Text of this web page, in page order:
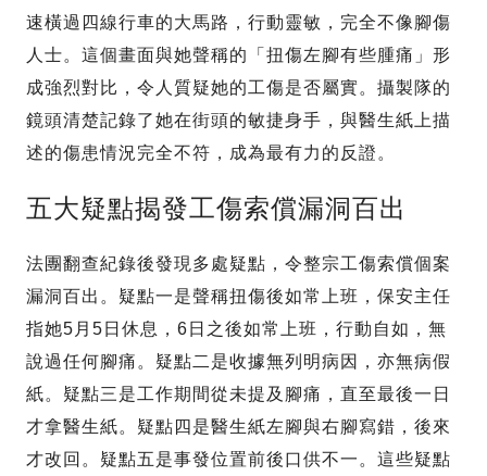
速橫過四線行車的大馬路，行動靈敏，完全不像腳傷
人士。這個畫面與她聲稱的「扭傷左腳有些腫痛」形
成強烈對比，令人質疑她的工傷是否屬實。攝製隊的
鏡頭清楚記錄了她在街頭的敏捷身手，與醫生紙上描
述的傷患情況完全不符，成為最有力的反證。
五大疑點揭發工傷索償漏洞百出
法團翻查紀錄後發現多處疑點，令整宗工傷索償個案
漏洞百出。疑點一是聲稱扭傷後如常上班，保安主任
指她5月5日休息，6日之後如常上班，行動自如，無
說過任何腳痛。疑點二是收據無列明病因，亦無病假
紙。疑點三是工作期間從未提及腳痛，直至最後一日
才拿醫生紙。疑點四是醫生紙左腳與右腳寫錯，後來
才改回。疑點五是事發位置前後口供不一。這些疑點